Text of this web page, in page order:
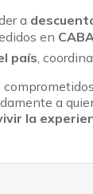
a
en
país,
a
la